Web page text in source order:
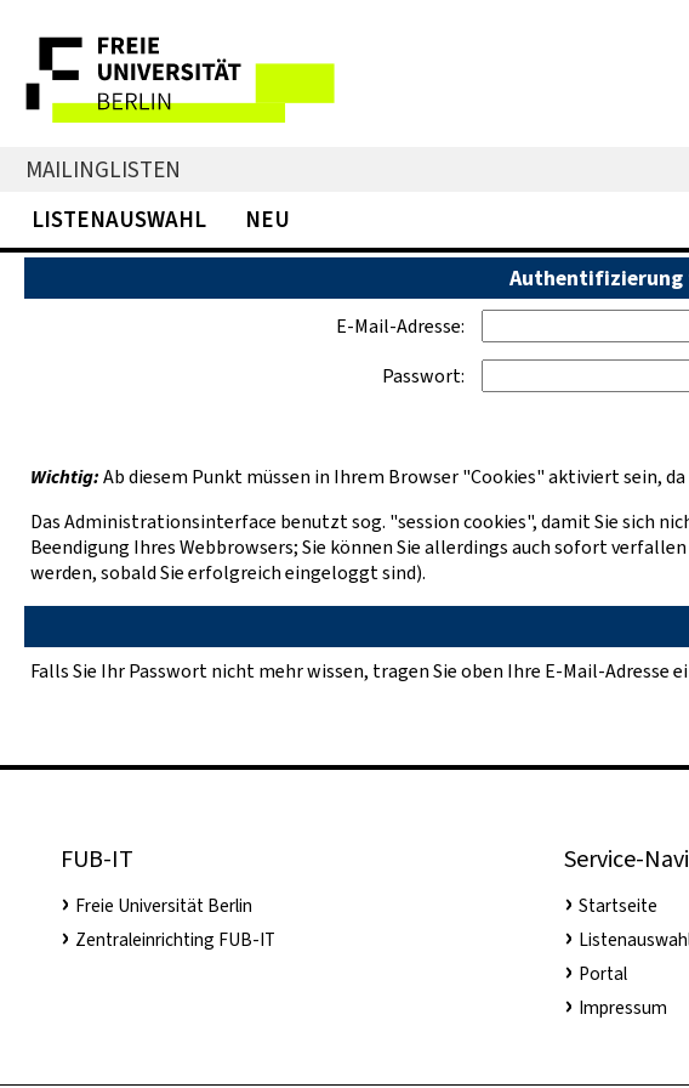
MAILINGLISTEN
LISTENAUSWAHL
NEU
Authentifizierung
E-Mail-Adresse:
Passwort:
Wichtig:Ab diesem Punkt müssen in Ihrem Browser "Cookies" aktiviert sein,
Das Administrationsinterface benutzt sog. "session cookies", damit Sie sich
Beendigung Ihres Webbrowsers; Sie können Sie allerdings auch sofort
werden, sobald Sie erfolgreich eingeloggt sind).
Falls Sie Ihr Passwort nicht mehr wissen, tragen Sie oben Ihre E-Mail-Adresse
FUB-IT
Freie Universität Berlin
Zentraleinrichting FUB-IT
Service-
Startseite
Portal
Impressum